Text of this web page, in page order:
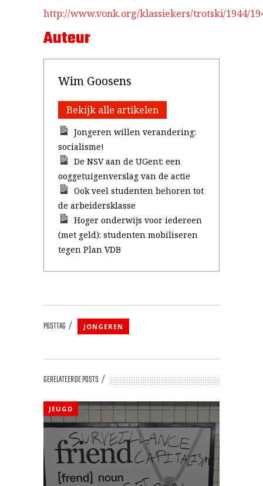
http://www.vonk.org/klassiekers/trotski/1944/
Auteur
Wim Goosens
Bekijk alle artikelen
Jongeren willen verandering:
socialisme!
De NSV aan de UGent: een
ooggetuigenverslag van de actie
Ook veel studenten behoren tot
de arbeidersklasse
Hoger onderwijs voor iedereen
(met geld): studenten mobiliseren
tegen Plan VDB
POSTTAG JONGEREN
GERELATEERDE POSTS
JEUGD